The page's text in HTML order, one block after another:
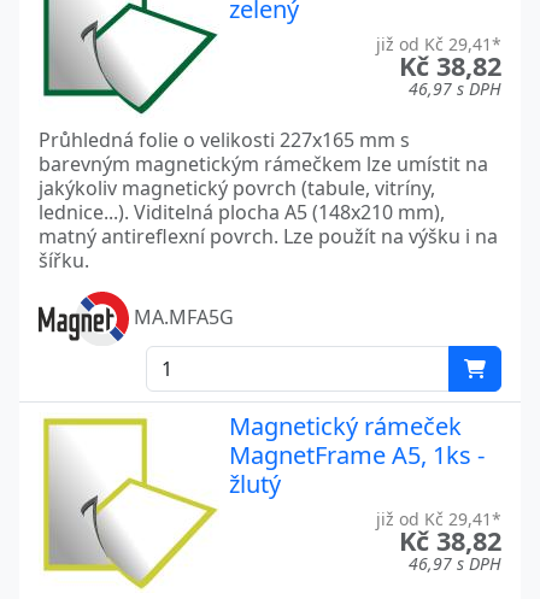
zelený
již od Kč 29,41*
Kč 38,82
46,97 s DPH
Průhledná folie o velikosti 227x165 mm s
barevným magnetickým rámečkem lze umístit na
jakýkoliv magnetický povrch (tabule, vitríny,
lednice...). Viditelná plocha A5 (148x210 mm),
matný antireflexní povrch. Lze použít na výšku i na
šířku.
MA.MFA5G
Magnetický rámeček
MagnetFrame A5, 1ks -
žlutý
již od Kč 29,41*
Kč 38,82
46,97 s DPH